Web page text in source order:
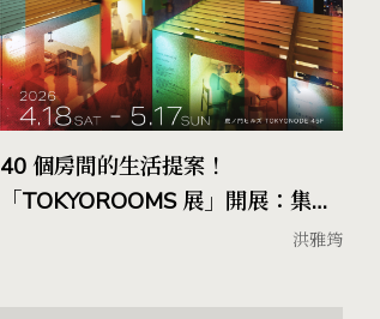
40 個房間的生活提案！
「TOKYOROOMS 展」開展：集結
40 組創作者，在 3 坪空間中展開想
洪雅筠